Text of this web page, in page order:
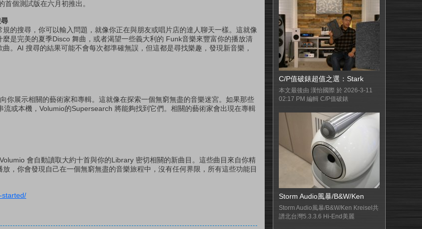
個測試版在六月初推出。
的搜尋，你可以輸入問題，就像你正在與朋友或唱片店的達人聊天一樣。這就像
是完美的夏季Disco 舞曲，或者渴望一些義大利的 Funk音樂來豐富你的播放清
。AI 搜尋的結果可能不會每次都準確無誤，但這都是尋找樂趣，發現新音樂，
你展示相關的藝術家和專輯。這就像在探索一個無窮無盡的音樂迷宮。如果那些
或本機，Volumio的Supersearch 將能夠找到它們。相關的藝術家會出現在專輯
會自動讀取大約十首與你的Library 密切相關的新曲目。這些曲目來自你精
，你會發現自己在一個無窮無盡的音樂旅程中，沒有任何界限，所有這些功能目
started/
C/P值破錶超值之選：Stark
本文最後由 漢怡國際 於 2026-3-11
02:17 PM 編輯 C/P值破錶
Storm Audio風暴/B&W/Ken
Storm Audio風暴/B&W/Ken Kreisel共
譜北台灣5.3.3.6 Hi-End美麗